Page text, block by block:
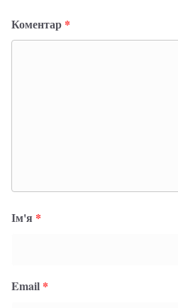
Коментар *
Ім'я *
Email *